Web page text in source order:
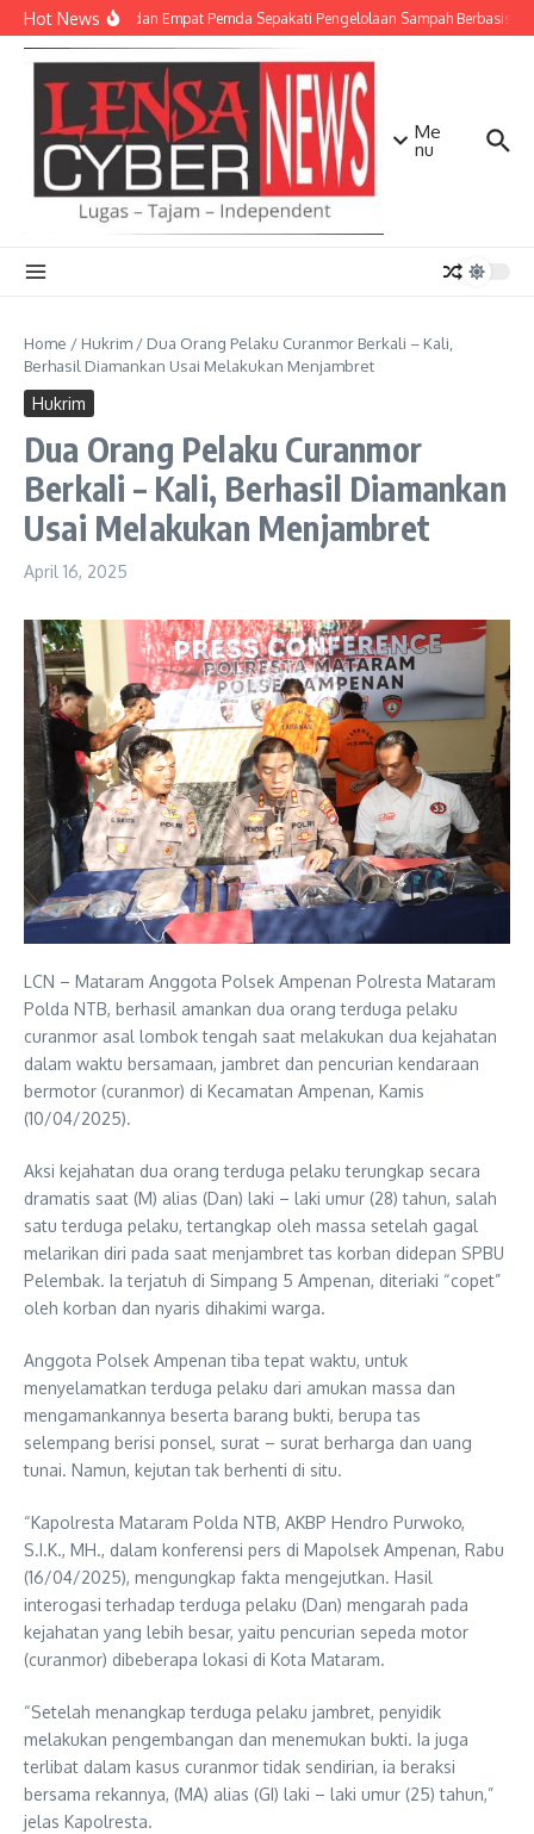
Lewati ke konten
Hot NewsTNI AD dan Empat Pemda Sepakati Pengelolaan Sampah Berbasis
Me
nu
Home / Hukrim / Dua Orang Pelaku Curanmor Berkali – Kali,
Berhasil Diamankan Usai Melakukan Menjambret
Hukrim
Dua Orang Pelaku Curanmor
Berkali – Kali, Berhasil Diamankan
Usai Melakukan Menjambret
April 16, 2025
LCN – Mataram Anggota Polsek Ampenan Polresta Mataram
Polda NTB, berhasil amankan dua orang terduga pelaku
curanmor asal lombok tengah saat melakukan dua kejahatan
dalam waktu bersamaan, jambret dan pencurian kendaraan
bermotor (curanmor) di Kecamatan Ampenan, Kamis
(10/04/2025).
Aksi kejahatan dua orang terduga pelaku terungkap secara
dramatis saat (M) alias (Dan) laki – laki umur (28) tahun, salah
satu terduga pelaku, tertangkap oleh massa setelah gagal
melarikan diri pada saat menjambret tas korban didepan SPBU
Pelembak. Ia terjatuh di Simpang 5 Ampenan, diteriaki “copet”
oleh korban dan nyaris dihakimi warga.
Anggota Polsek Ampenan tiba tepat waktu, untuk
menyelamatkan terduga pelaku dari amukan massa dan
mengamankannya beserta barang bukti, berupa tas
selempang berisi ponsel, surat – surat berharga dan uang
tunai. Namun, kejutan tak berhenti di situ.
“Kapolresta Mataram Polda NTB, AKBP Hendro Purwoko,
S.I.K., MH., dalam konferensi pers di Mapolsek Ampenan, Rabu
(16/04/2025), mengungkap fakta mengejutkan. Hasil
interogasi terhadap terduga pelaku (Dan) mengarah pada
kejahatan yang lebih besar, yaitu pencurian sepeda motor
(curanmor) dibeberapa lokasi di Kota Mataram.
“Setelah menangkap terduga pelaku jambret, penyidik
melakukan pengembangan dan menemukan bukti. Ia juga
terlibat dalam kasus curanmor tidak sendirian, ia beraksi
bersama rekannya, (MA) alias (GI) laki – laki umur (25) tahun,”
jelas Kapolresta.